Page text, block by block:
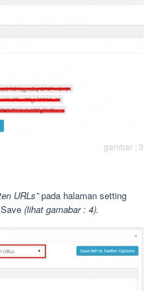
gambar : 3
URLs”pada halaman setting
(lihat gamabar : 4).